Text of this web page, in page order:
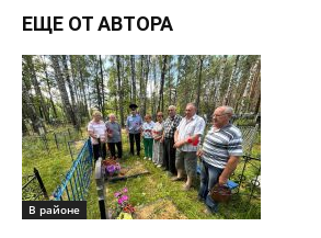
ЕЩЕ ОТ АВТОРА
В районе